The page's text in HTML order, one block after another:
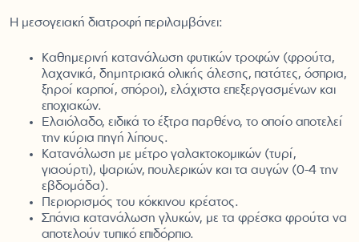
Η μεσογειακή διατροφή περιλαμβάνει:
Καθημερινή κατανάλωση φυτικών τροφών (φρούτα,
λαχανικά, δημητριακά ολικής άλεσης, πατάτες, όσπρια,
ξηροί καρποί, σπόροι), ελάχιστα επεξεργασμένων και
εποχιακών.
Ελαιόλαδο, ειδικά το έξτρα παρθένο, το οποίο αποτελεί
την κύρια πηγή λίπους.
Κατανάλωση με μέτρο γαλακτοκομικών (τυρί,
γιαούρτι), ψαριών, πουλερικών και τα αυγών (0-4 την
εβδομάδα).
Περιορισμός του κόκκινου κρέατος.
Σπάνια κατανάλωση γλυκών, με τα φρέσκα φρούτα να
αποτελούν τυπικό επιδόρπιο.